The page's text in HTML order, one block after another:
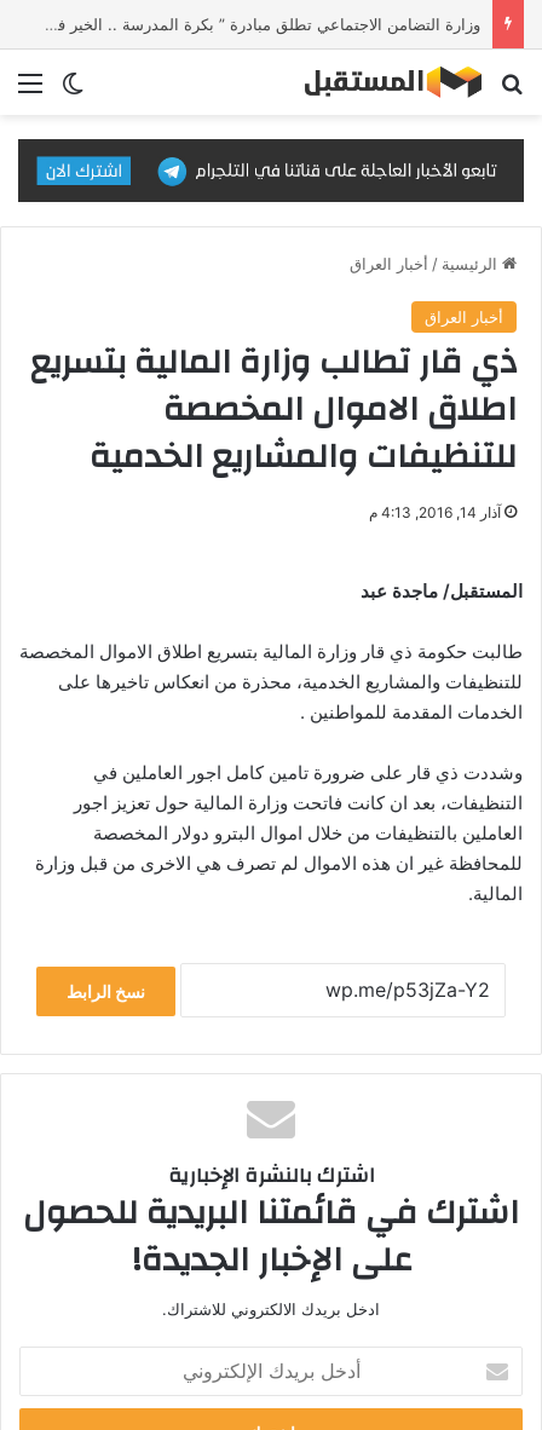
وزارة التضامن الاجتماعي تطلق مبادرة ” بكرة المدرسة .. الخير في مصر” بالتعاون مع مؤسسة مصر الخير
الوضع بحث عن
الرئيسية / أخبار العراق
أخبار العراق
ذي قار تطالب وزارة المالية بتسريع
اطلاق الاموال المخصصة
للتنظيفات والمشاريع الخدمية
آذار 14, 2016, 4:13 م
المستقبل/ ماجدة عبد
طالبت حكومة ذي قار وزارة المالية بتسريع اطلاق الاموال المخصصة
للتنظيفات والمشاريع الخدمية، محذرة من انعكاس تاخيرها على
الخدمات المقدمة للمواطنين .
وشددت ذي قار على ضرورة تامين كامل اجور العاملين في
التنظيفات، بعد ان كانت فاتحت وزارة المالية حول تعزيز اجور
العاملين بالتنظيفات من خلال اموال البترو دولار المخصصة
للمحافظة غير ان هذه الاموال لم تصرف هي الاخرى من قبل وزارة
المالية.
نسخ الرابط
اشترك بالنشرة الإخبارية
اشترك في قائمتنا البريدية للحصول
على الإخبار الجديدة!
ادخل بريدك الالكتروني للاشتراك.
خ